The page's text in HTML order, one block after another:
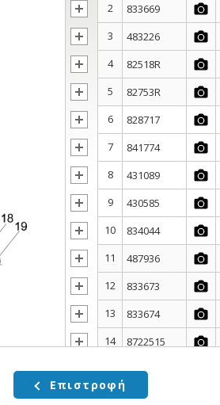
2
833669
3
483226
4
82518R
5
82753R
6
828717
7
841774
8
431089
9
430585
10
834044
11
487936
12
833673
13
833674
14
8722515
15
482305
16
433232
Επιστροφή